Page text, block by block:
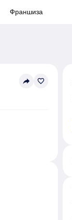
Франшиза
reply favorite_border